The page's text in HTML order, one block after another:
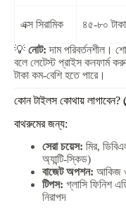
এক্স সিরামিক ৪৫-৮০ টাকা
💡 নোট: দাম পরিবর্তনশীল।
বলে লেটেস্ট প্রাইস কনফার্ম
টাকা কম-বেশি হতে পারে।
কোন টাইলস কোথায় লাগাবেন?
বাথরুমের জন্য:
সেরা চয়েস: মির,
অ্যান্টি-স্কিড)
বাজেট অপশন: আকিজ
টিপস: গ্লাসি ফিনিশ
নিরাপদ